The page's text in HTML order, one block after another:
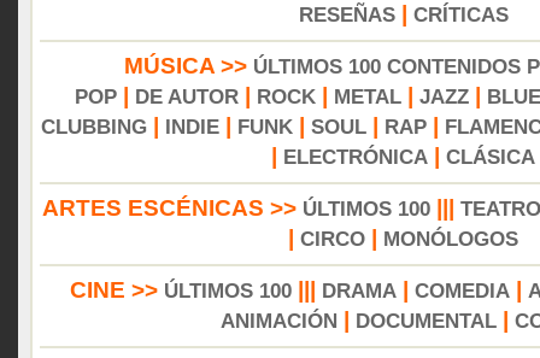
RESEÑAS| CRÍTICAS
MÚSICA >> ÚLTIMOS 100 CONTENIDOS
POP
DE AUTOR ROCK METAL JAZZ
CLUBBING
INDIE FUNK SOUL RAP
ELECTRÓNICA CLÁSICA
ARTES ESCÉNICAS >> ÚLTIMOS 100||| TEATRO
CIRCO MONÓLOGOS
CINE >> ÚLTIMOS 100 DRAMA COMEDIA
ANIMACIÓN
DOCUMENTAL|